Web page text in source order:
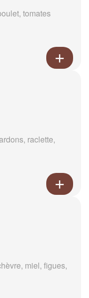
tomates
raclette,
miel, figues,